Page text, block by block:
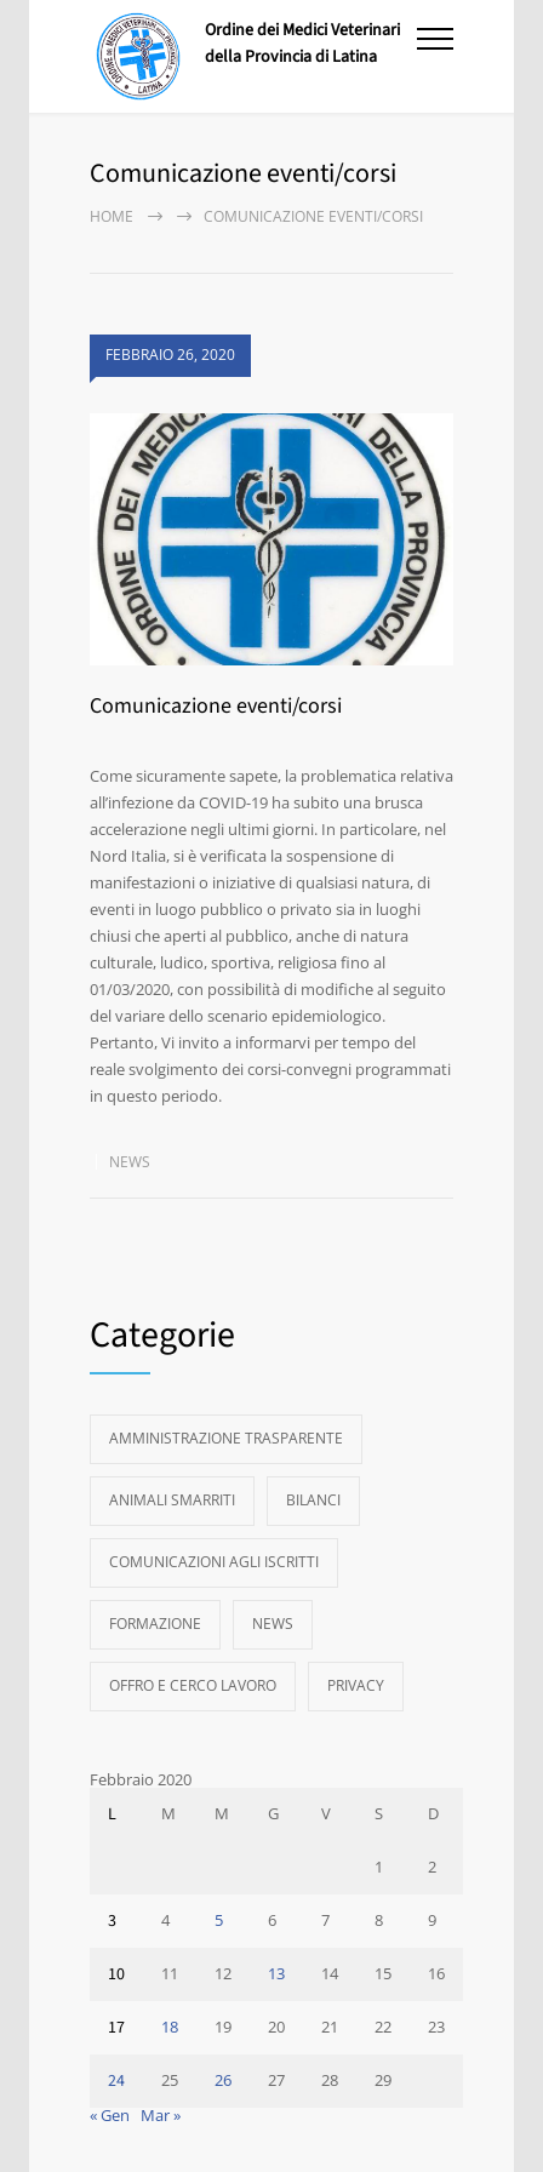
Ordine dei Medici Veterinari
della Provincia di Latina
Comunicazione eventi/corsi
HOME COMUNICAZIONE EVENTI/CORSI
FEBBRAIO 26, 2020
Comunicazione eventi/corsi
Come sicuramente sapete, la problematica relativa
all’infezione da COVID-19 ha subito una brusca
accelerazione negli ultimi giorni. In particolare, nel
Nord Italia, si è verificata la sospensione di
manifestazioni o iniziative di qualsiasi natura, di
eventi in luogo pubblico o privato sia in luoghi
chiusi che aperti al pubblico, anche di natura
culturale, ludico, sportiva, religiosa fino al
01/03/2020, con possibilità di modifiche al seguito
del variare dello scenario epidemiologico.
Pertanto, Vi invito a informarvi per tempo del
reale svolgimento dei corsi-convegni programmati
in questo periodo.
NEWS
Categorie
AMMINISTRAZIONE TRASPARENTE
ANIMALI SMARRITI BILANCI
COMUNICAZIONI AGLI ISCRITTI
FORMAZIONE NEWS
OFFRO E CERCO LAVORO PRIVACY
Febbraio 2020
L M M G V S D
1 2
3 4 5 6 7 8 9
10 11 12 13 14 15 16
17 18 19 20 21 22 23
24 25 26 27 28
29
« Gen
Mar »